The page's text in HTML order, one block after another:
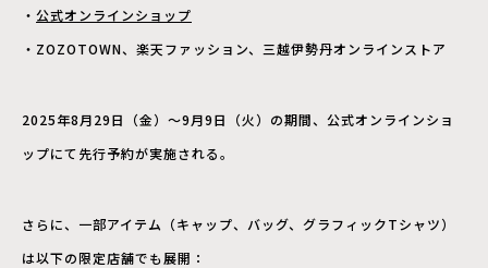
・ 公式オンラインショップ
・ZOZOTOWN、楽天ファッション、三越伊勢丹オンラインストア
2025年8月29日（金）〜9月9日（火）の期間、公式オンラインショ
ップにて先行予約が実施される。
さらに、一部アイテム（キャップ、バッグ、グラフィックTシャツ）
は以下の限定店舗でも展開：